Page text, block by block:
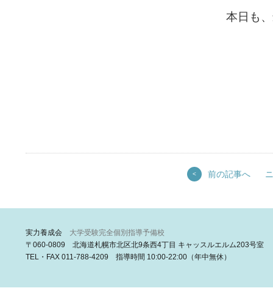
本日も
< 前の記事へ
実力養成会 大学受験完全個別指導予備校
〒060-0809 北海道札幌市北区北9条西4丁目 キャッスルエルム203号室
TEL・FAX 011-788-4209 指導時間 10:00-22:00（年中無休）